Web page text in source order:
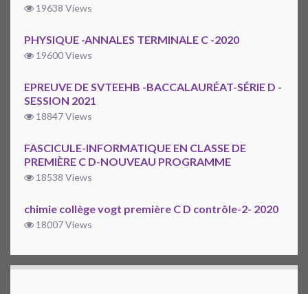
19638 Views
PHYSIQUE -ANNALES TERMINALE C -2020
19600 Views
EPREUVE DE SVTEEHB -BACCALAURÉAT-SÉRIE D -
SESSION 2021
18847 Views
FASCICULE-INFORMATIQUE EN CLASSE DE
PREMIÈRE C D-NOUVEAU PROGRAMME
18538 Views
chimie collège vogt première C D contrôle-2- 2020
18007 Views